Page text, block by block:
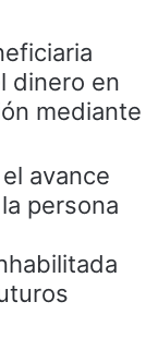
dinero en
mediante
avance
persona